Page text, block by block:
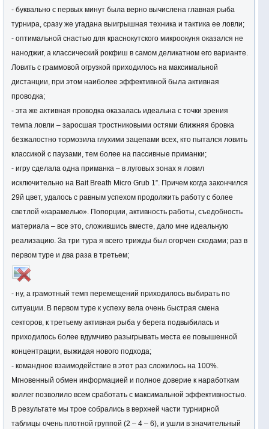
- буквально с первых минут была верно вычислена главная рыба
турнира, сразу же угадана выигрышная техника и тактика ее ловли;
- оптимальной снастью для краснокутского микроокуня оказался не
наноджиг, а классический рокфиш в самом деликатном его варианте.
Ловить с граммовой огрузкой приходилось на максимальной
дистанции, при этом наиболее эффективной была активная
проводка;
- эта же активная проводка оказалась идеальна с точки зрения
темпа ловли – заросшая тростниковыми остями ближняя бровка
безжалостно тормозила глухими зацепами всех, кто пытался ловить
классикой с паузами, тем более на пассивные приманки;
- игру сделала одна приманка – в луговых зонах я ловил
исключительно на Bait Breath Micro Grub 1”. Причем когда закончился
29й цвет, удалось с равным успехом продолжить работу с более
светлой «карамелью». Попорции, активность работы, съедобность
материала – все это, сложившись вместе, дало мне идеальную
реализацию. За три тура я всего трижды был огорчен сходами; раз в
первом туре и два раза в третьем;
- ну, а грамотный темп перемещений приходилось выбирать по
ситуации. В первом туре к успеху вела очень быстрая смена
секторов, к третьему активная рыба у берега подвыбилась и
приходилось более вдумчиво разыгрывать места ее повышенной
концентрации, выжидая нового подхода;
- командное взаимодействие в этот раз сложилось на 100%.
Мгновенный обмен информацией и полное доверие к наработкам
коллег позволило всем сработать с максимальной эффективностью.
В результате мы трое собрались в верхней части турнирной
таблицы очень плотной группой (2 – 4 – 6), и ушли в значительный